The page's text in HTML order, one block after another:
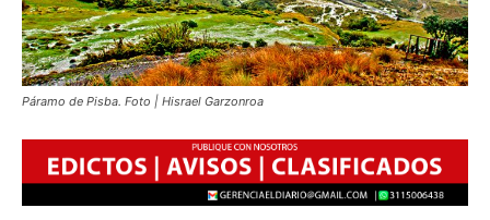
Páramo de Pisba. Foto | Hisrael Garzonroa